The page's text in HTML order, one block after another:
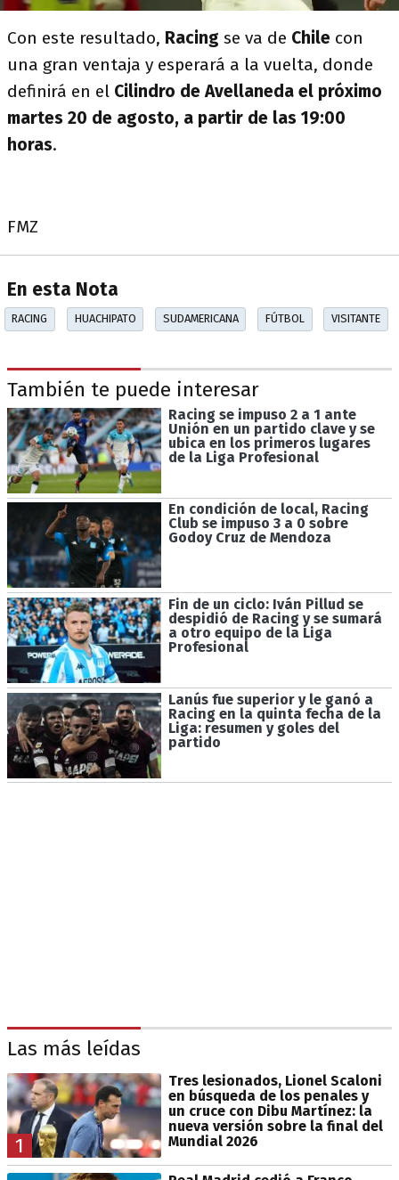
Con este resultado, Racing se va de Chile con
una gran ventaja y esperará a la vuelta, donde
definirá en el Cilindro de Avellaneda el próximo
martes 20 de agosto, a partir de las 19:00
horas.
FMZ
En esta Nota
RACING HUACHIPATO SUDAMERICANA FÚTBOL VISITANTE
También te puede interesar
Racing se impuso 2 a 1 ante
Unión en un partido clave y se
ubica en los primeros lugares
de la Liga Profesional
En condición de local, Racing
Club se impuso 3 a 0 sobre
Godoy Cruz de Mendoza
Fin de un ciclo: Iván Pillud se
despidió de Racing y se sumará
a otro equipo de la Liga
Profesional
Lanús fue superior y le ganó a
Racing en la quinta fecha de la
Liga: resumen y goles del
partido
Las más leídas
1
Tres lesionados, Lionel Scaloni
en búsqueda de los penales y
un cruce con Dibu Martínez: la
nueva versión sobre la final del
Mundial 2026